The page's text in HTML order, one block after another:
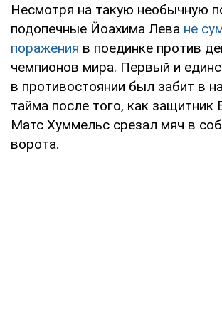
Несмотря на такую необычную
подопечные Йоахима Лева не
поражения в поединке против
чемпионов мира. Первый и
в противостоянии был забит в
тайма после того, как защитник
Матс Хуммельс срезал мяч в
ворота.